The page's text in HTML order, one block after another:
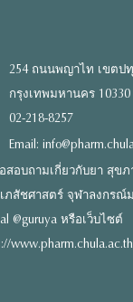
254 ถนนพญาไท เขตป
กรุงเทพมหานคร 10330
02-218-8257
Email:
สอบถามเกี่ยวกับยา สุข
ภสัชศาสตร์ จุฬาลงกรณ์
@guruya หรือเว็บไซต์